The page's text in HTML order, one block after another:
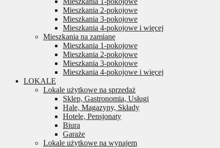
Mieszkania 2-pokojowe
Mieszkania 3-pokojowe
Mieszkania 4-pokojowe i więcej
Mieszkania na zamianę
Mieszkania 1-pokojowe
Mieszkania 2-pokojowe
Mieszkania 3-pokojowe
Mieszkania 4-pokojowe i więcej
LOKALE
Lokale użytkowe na sprzedaż
Sklep, Gastronomia, Usługi
Hale, Magazyny, Składy
Hotele, Pensjonaty
Biura
Garaże
Lokale użytkowe na wynajem